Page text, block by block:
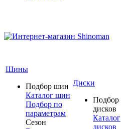
Шины
Подбор шин
Каталог шин
Подбор по
параметрам
Сезон
Диски
Подбор
дисков
Каталог
дисков